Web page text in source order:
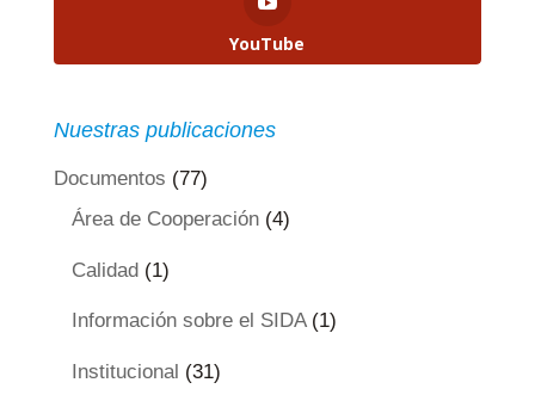
YouTube
Nuestras publicaciones
Documentos (77)
Área de Cooperación(4)
Calidad(1)
Información sobre el SIDA(1)
Institucional (31)